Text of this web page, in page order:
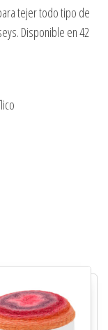
tejer todo tipo de
Disponible en 42